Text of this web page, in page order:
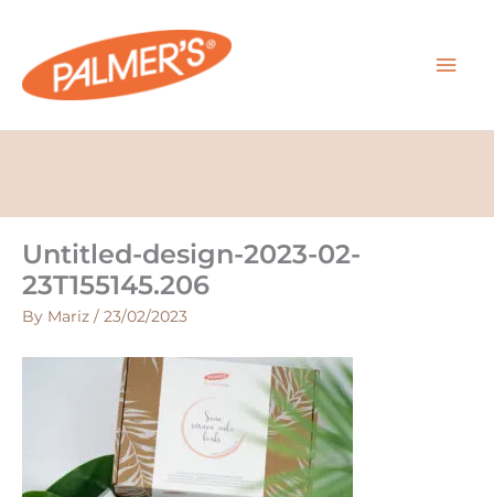
content
Untitled-design-2023-02-
23T155145.206
By Mariz / 23/02/2023